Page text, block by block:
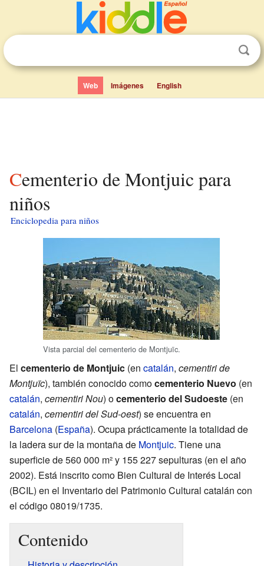
Web Imágenes English
Cementerio de Montjuic para
niños
Enciclopedia para niños
Vista parcial del cementerio de Montjuïc.
El cementerio de Montjuic (en catalán, cementiri de
Montjuïc), también conocido comocementerio Nuevo (en
catalán, cementiri Nou) ocementerio del Sudoeste (en
catalán, cementiri del Sud-oest) se encuentra en
Barcelona (España). Ocupa prácticamente la totalidad de
la ladera sur de la montaña de Montjuic. Tiene una
superficie de560 000 m²y 155 227 sepulturas (en el año
2002). Está inscrito como Bien Cultural de Interés Local
(BCIL) en el Inventario del Patrimonio Cultural catalán con
el código 08019/1735.
Contenido